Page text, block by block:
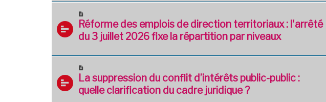
Réforme des emplois de direction territoriaux : l'arrêté
du 3 juillet 2026 fixe la répartition par niveaux
La suppression du conflit d’intérêts public-public :
quelle clarification du cadre juridique ?